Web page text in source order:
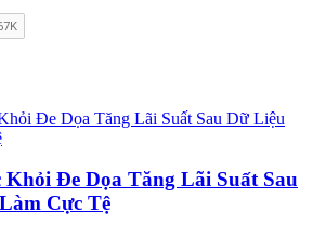
Đe Dọa Tăng Lãi Suất Sau
Cực Tệ